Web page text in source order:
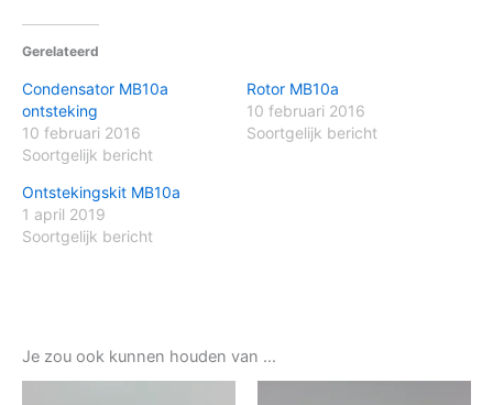
Gerelateerd
Condensator MB10a
ontsteking
10 februari 2016
Soortgelijk bericht
Rotor MB10a
10 februari 2016
Soortgelijk bericht
Ontstekingskit MB10a
1 april 2019
Soortgelijk bericht
Je zou ook kunnen houden van …